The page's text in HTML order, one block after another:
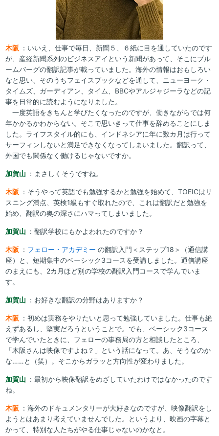
木阪 ：いいえ、仕事で毎日、新聞５、６紙に目を通していたのです
が、産経新聞系列のビジネスアイという新聞があって、そこにブル
ームバーグの翻訳記事が載っていました。海外の情報はおもしろい
なと思い、そのうちフェイスブックなどを通して、ニューヨーク・
タイムズ、ガーディアン、タイム、BBCやアルジャジーラなどの記
事を日常的に読むようになりました。
一度英語をきちんと学びたくなったのですが、働きながらでは何
年かかるかわからない。そこで思いきって仕事を辞めることにしま
した。ライフスタイル的にも、インドネシアに年に数カ月は行って
サーフィンしないと満足できなくなってしまいました。翻訳って、
外国でも関係なく働けるじゃないですか。
加賀山 ：まさしくそうですね。
木阪 ：そうやって英語でも勉強するかと勉強を始めて、TOEICはリ
スニング満点、英検1級もすぐ取れたので、これは翻訳だと勉強を
始め、翻訳の奥の深さにハマってしまいました。
加賀山 ：翻訳学校にもかよわれたのですか？
木阪 ： フェロー・アカデミー の翻訳入門＜ステップ18＞（通信講
座）と、短期集中のベーシック3コースを受講しました。通信講座
のまえにも、2カ月ほど別の学校の翻訳入門コースで学んでいま
す。
加賀山 ：お好きな翻訳の分野はありますか？
木阪 ：初めは実務をやりたいと思って勉強していました。仕事も絶
えずあるし、堅実だろうということで。でも、ベーシック3コース
で学んでいたときに、フェローの事務局の方と相談したところ、
「木阪さんは映像ですよね？」という話になって。あ、そうなのか
な……と（笑）。そこからガラッと方向性が変わりました。
加賀山 ：最初から映像翻訳をめざしていたわけではなかったのです
ね。
木阪 ：海外のドキュメンタリーが大好きなのですが、映像翻訳をし
ようとはあまり考えていませんでした。というより、映画の字幕と
かって、特別な人たちがやる仕事じゃないのかなと。